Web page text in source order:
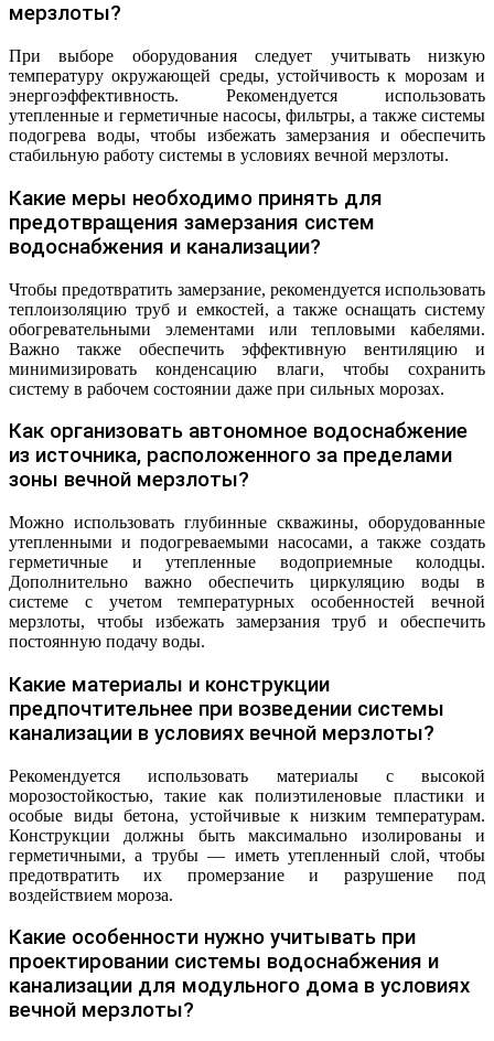
мерзлоты?
При выборе оборудования следует учитывать низкую
температуру окружающей среды, устойчивость к морозам и
энергоэффективность. Рекомендуется использовать
утепленные и герметичные насосы, фильтры, а также системы
подогрева воды, чтобы избежать замерзания и обеспечить
стабильную работу системы в условиях вечной мерзлоты.
Какие меры необходимо принять для
предотвращения замерзания систем
водоснабжения и канализации?
Чтобы предотвратить замерзание, рекомендуется использовать
теплоизоляцию труб и емкостей, а также оснащать систему
обогревательными элементами или тепловыми кабелями.
Важно также обеспечить эффективную вентиляцию и
минимизировать конденсацию влаги, чтобы сохранить
систему в рабочем состоянии даже при сильных морозах.
Как организовать автономное водоснабжение
из источника, расположенного за пределами
зоны вечной мерзлоты?
Можно использовать глубинные скважины, оборудованные
утепленными и подогреваемыми насосами, а также создать
герметичные и утепленные водоприемные колодцы.
Дополнительно важно обеспечить циркуляцию воды в
системе с учетом температурных особенностей вечной
мерзлоты, чтобы избежать замерзания труб и обеспечить
постоянную подачу воды.
Какие материалы и конструкции
предпочтительнее при возведении системы
канализации в условиях вечной мерзлоты?
Рекомендуется использовать материалы с высокой
морозостойкостью, такие как полиэтиленовые пластики и
особые виды бетона, устойчивые к низким температурам.
Конструкции должны быть максимально изолированы и
герметичными, а трубы — иметь утепленный слой, чтобы
предотвратить их промерзание и разрушение под
воздействием мороза.
Какие особенности нужно учитывать при
проектировании системы водоснабжения и
канализации для модульного дома в условиях
вечной мерзлоты?